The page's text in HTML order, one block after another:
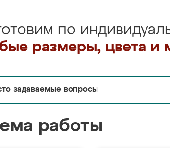
по
размеры, цвета и
задаваемые вопросы
работы